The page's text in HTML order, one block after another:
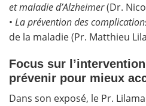
et maladie d’Alzheimer(Dr.
• La prévention des
de la maladie (Pr. Matthieu
Focus sur
prévenir pour mieux
Dans son exposé, le Pr.